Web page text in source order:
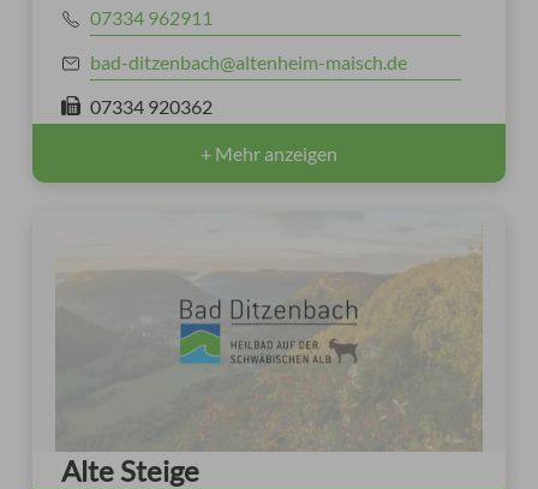
07334 962911
bad-ditzenbach@altenheim-maisch.de
07334 920362
+ Mehr anzeigen
Alte Steige